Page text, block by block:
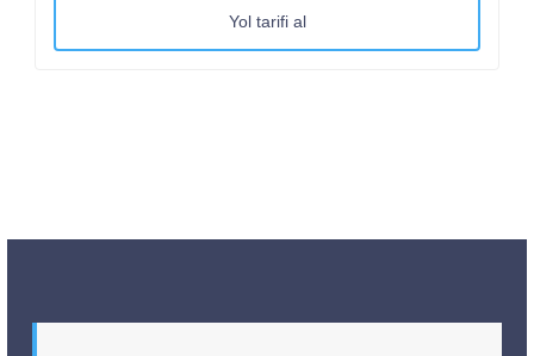
Yol tarifi al